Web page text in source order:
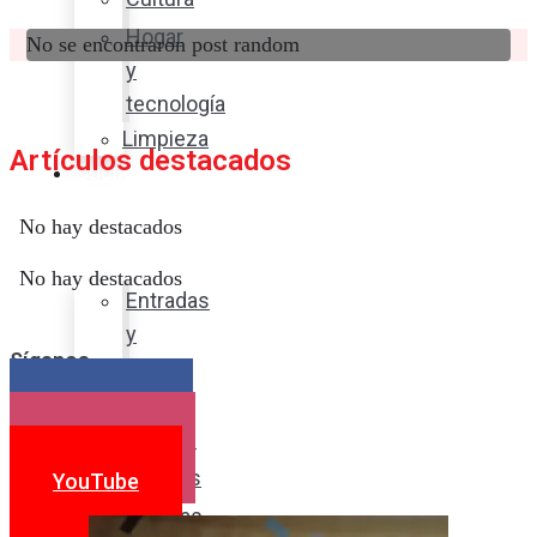
Hogar
y
tecnología
Limpieza
Cocina
sabor
Entradas
y
Postres
Bebidas
No se encontraron post random
Artículos destacados
No hay destacados
No hay destacados
Síganos
YouTube